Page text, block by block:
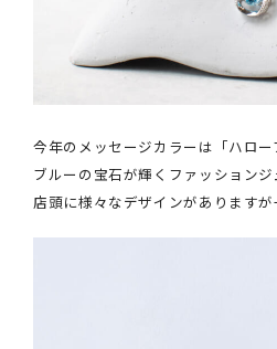
今年のメッセージカラーは「ハロー
ブルーの宝石が輝くファッションジ
店頭に様々なデザインがあります